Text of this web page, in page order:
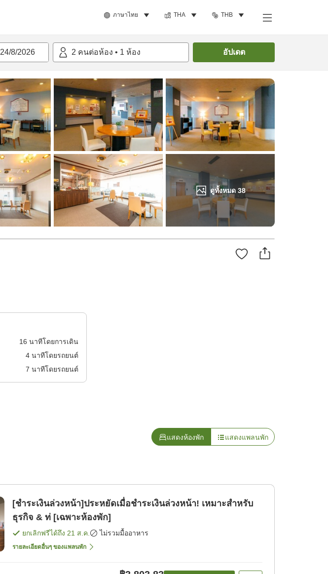
ภาษาไทย THA THB
24/8/2026 2 คนต่อห้อง • 1 ห้อง อัปเดต
ดูทั้งหมด 38
ค้นหาห้องพัก
16 นาทีโดยการเดิน
4นาทีโดยรถยนต์
7 นาทีโดยรถยนต์
แสดงห้องพัก แสดงแพลนพัก
[ชำระเงินล่วงหน้า]ประหยัดเมื่อชำระเงินล่วงหน้า! เหมาะสำหรับ
ธุรกิจ & ท่ [เฉพาะห้องพัก]
ยกเลิกฟรีได้ถึง 21 ส.ค. ไม่รวมมื้ออาหาร
รายละเอียดอื่นๆ ของแพลนพัก